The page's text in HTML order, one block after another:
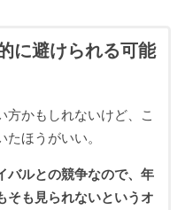
に避けられる可能
方かもしれないけど、こ
たほうがいい。
バルとの競争なので、年
そも見られないというオ